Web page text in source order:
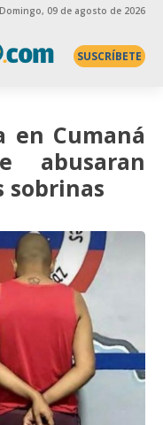
Domingo, 09 de agosto de 2026
SUSCRÍBETE
en Cumaná
abusaran
sobrinas